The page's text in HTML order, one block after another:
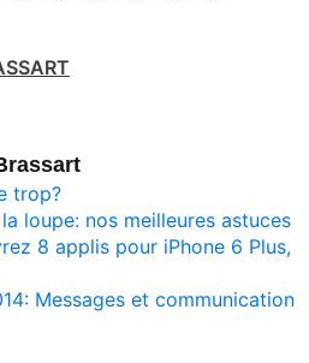
trop?
loupe: nos meilleures astuces
8 applis pour iPhone 6 Plus,
Messages et communication